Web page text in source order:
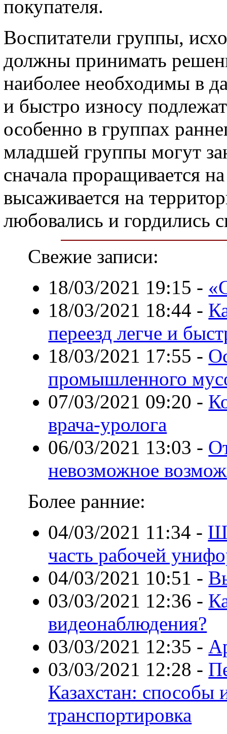
покупателя.
Воспитатели группы,
должны принимать
наиболее необходимы в
и быстро износу
особенно в группах
младшей группы могут
сначала проращивается
высаживается на
любовались и гордились
Свежие записи:
18/03/2021 19:15 -
18/03/2021 18:44 -
переезд легче и
18/03/2021 17:55 -
промышленного
07/03/2021 09:20 -
врача-уролога
06/03/2021 13:03 -
невозможное
Более ранние:
04/03/2021 11:34 -
часть рабочей
04/03/2021 10:51 -
03/03/2021 12:36 -
видеонаблюдения?
03/03/2021 12:35 -
03/03/2021 12:28 -
Казахстан: способы
транспортировка